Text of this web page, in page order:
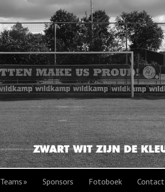
Teams Sponsors Fotoboek Contact